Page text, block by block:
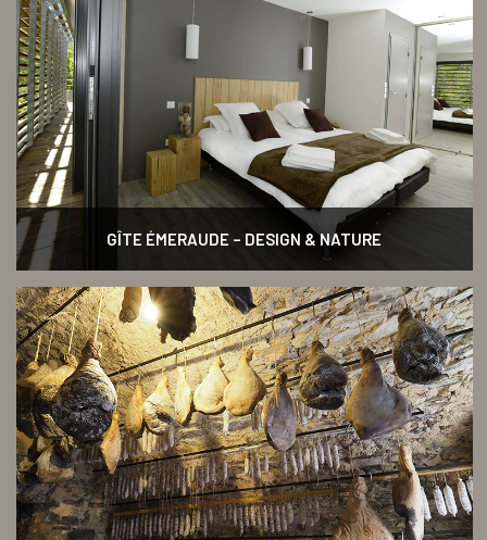
GÎTE ÉMERAUDE – DESIGN & NATURE